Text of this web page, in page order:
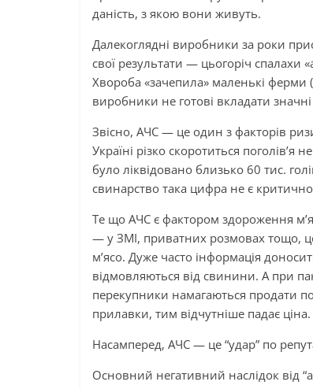
даність, з якою вони живуть.
Далекоглядні виробники за роки
свої результати — цьогоріч спалахи
Хвороба «зачепила» маленькі ферми
виробники не готові вкладати
Звісно, АЧС — це один з факторів
Україні різко скоротиться
було ліквідовано близько 60 тис.
свинарство така цифра не є
Те що АЧС є фактором здороження
— у ЗМІ, приватних розмовах тощо,
м’ясо. Дуже часто інформація
відмовляються від свинини. А при
перекупники намагаються продати
прилавки, тим відчутніше падає ціна.
Насамперед, АЧС — це “удар” по
Основний негативний наслідок від